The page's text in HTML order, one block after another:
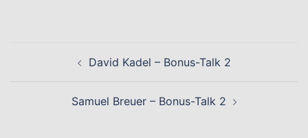
David Kadel – Bonus-Talk 2
Samuel Breuer – Bonus-Talk 2